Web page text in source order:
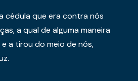
cédula que era contra nós
a qual de alguma maneira
a tirou do meio de nós,